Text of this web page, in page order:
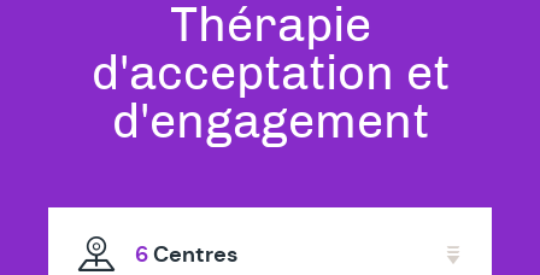
Tous
nos
thérapeutes
en
Thérapie
d'acceptation et
d'engagement
6Centres